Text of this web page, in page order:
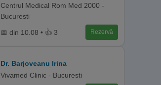
Centrul Medical Rom Med 2000 -
Bucuresti
📅 din 10.08 • 👍 3 Rezervă
Dr. Barjoveanu Irina
Vivamed Clinic - Bucuresti